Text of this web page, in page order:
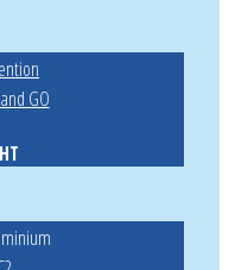
GO